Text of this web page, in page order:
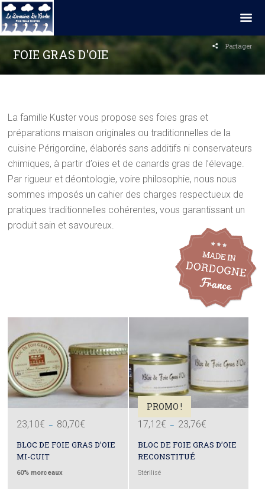
FOIE GRAS D'OIE
Partager
La famille Kuster vous propose ses foies gras et
préparations maison originales ou traditionnelles de la
cuisine Périgordine, élaborés sans additifs ni conservateurs
chimiques, à partir d’oies et de canards gras de l’élevage.
Par rigueur et déontologie, voire philosophie, nous nous
sommes imposés un cahier des charges respectueux de
pratiques traditionnelles cohérentes, vous garantissant un
produit sain et savoureux.
23,10€ – 80,70€
23,10€
à
BLOC DE FOIE GRAS D’OIE
MI-CUIT
60% morceaux
PROMO !
17,12€ – 23,76€
17,12€
à
BLOC DE FOIE GRAS D’OIE
RECONSTITUÉ
Stérilisé